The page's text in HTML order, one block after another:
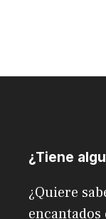
¿Tiene
¿Quiere
encantados